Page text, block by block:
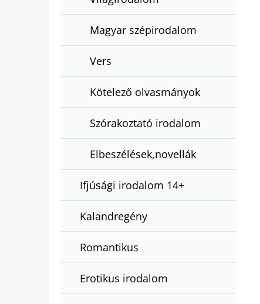
Magyar szépirodalom
Vers
Kötelező olvasmányok
Szórakoztató irodalom
Elbeszélések,novellák
Ifjúsági irodalom 14+
Kalandregény
Romantikus
Erotikus irodalom